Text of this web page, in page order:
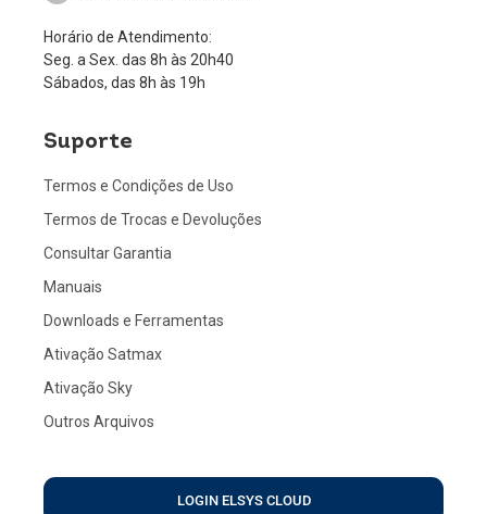
Horário de Atendimento:
Seg. a Sex. das 8h às 20h40
Sábados, das 8h às 19h
Suporte
Termos e Condições de Uso
Termos de Trocas e Devoluções
Consultar Garantia
Manuais
Downloads e Ferramentas
Ativação Satmax
Ativação Sky
Outros Arquivos
LOGIN ELSYS CLOUD